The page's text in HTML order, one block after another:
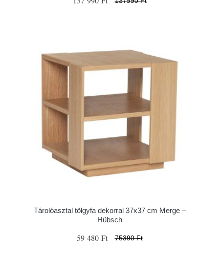
Tárolóasztal tölgyfa dekorral 37x37 cm Merge –
Hübsch
59 480 Ft 75390 Ft